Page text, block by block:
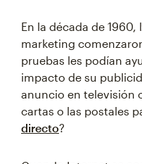
En la década de
marketing
pruebas les podían
impacto de su
anuncio en televisión
cartas o las postales
directo?